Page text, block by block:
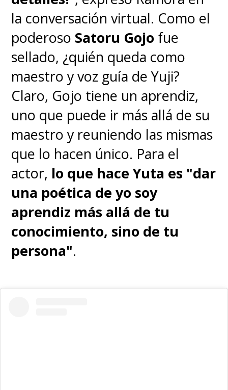
la conversación virtual. Como el
poderoso Satoru Gojo fue
sellado, ¿quién queda como
maestro y voz guía de Yuji?
Claro, Gojo tiene un aprendiz,
uno que puede ir más allá de su
maestro y reuniendo las mismas
que lo hacen único. Para el
actor, lo que hace Yuta es "dar
una poética de yo soy
aprendiz más allá de tu
conocimiento, sino de tu
persona".